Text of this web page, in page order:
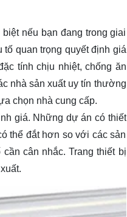
nếu bạn đang trong giai
quan trọng quyết định giá
tính chịu nhiệt, chống ăn
nhà sản xuất uy tín thường
chọn nhà cung cấp.
giá. Những dự án có thiết
thể đắt hơn so với các sản
cân nhắc. Trang thiết bị